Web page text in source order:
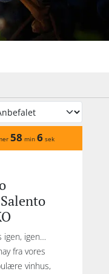
58 min 6 sek
igen, igen…
fra vores
vinhus,